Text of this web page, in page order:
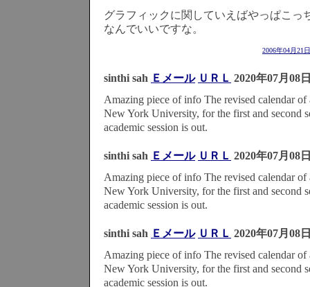
グラフィックに関していえばやっぱこっ
なんでいいですな。
2006年04月21
sinthi sah Ｅメール ＵＲＬ 2020年07月08
Amazing piece of info The revised calendar of
New York University, for the first and second
academic session is out.
sinthi sah Ｅメール ＵＲＬ 2020年07月08
Amazing piece of info The revised calendar of
New York University, for the first and second
academic session is out.
sinthi sah Ｅメール ＵＲＬ 2020年07月08
Amazing piece of info The revised calendar of
New York University, for the first and second
academic session is out.